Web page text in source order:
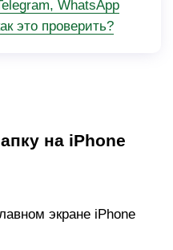
WhatsApp
это проверить?
на iPhone
экране iPhone